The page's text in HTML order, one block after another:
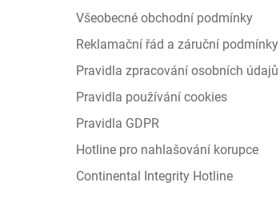
Všeobecné obchodní podmínky
Reklamační řád a záruční podmínky
Pravidla zpracování osobních údajů
Pravidla používání cookies
Pravidla GDPR
Hotline pro nahlašování korupce
Continental Integrity Hotline